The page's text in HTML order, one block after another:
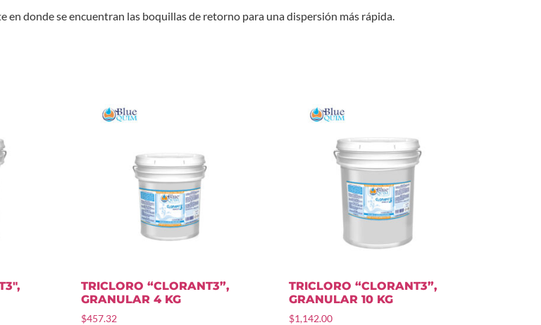
donde se encuentran las boquillas de retorno para una dispersión más rápida.
TRICLORO “CLORANT3”,
GRANULAR 4 KG
$457.32
TRICLORO “CLORANT3”,
GRANULAR 10 KG
$1,142.00